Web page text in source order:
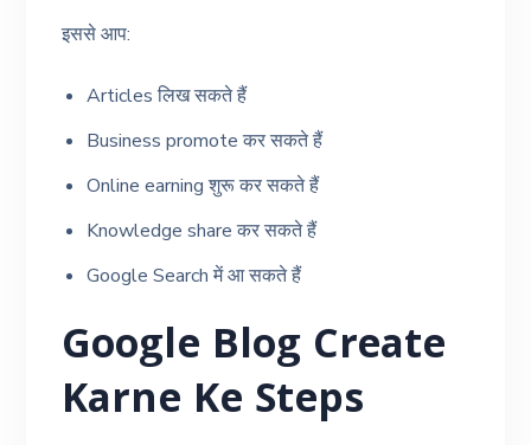
इससे आप:
Articles लिख सकते हैं
Business promote कर सकते हैं
Online earning शुरू कर सकते हैं
Knowledge share कर सकते हैं
Google Search में आ सकते हैं
Google Blog Create
Karne Ke Steps